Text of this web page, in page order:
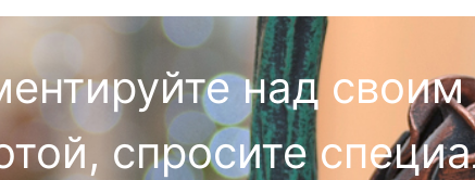
над
спросите